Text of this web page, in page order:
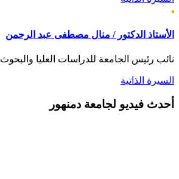
الأستاذ الدكتور / منال مصطفى عبد الرحمن
نائب رئيس الجامعة للدراسات العليا والبحوث
السيرة الذاتية
أحدث فيديو لجامعة دمنهور